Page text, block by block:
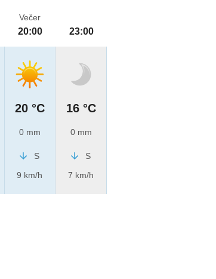
Večer
20:00
20 °C
0 mm
S
9 km/h
23:00
16 °C
0 mm
S
7 km/h